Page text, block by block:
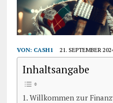
VON: CASH1 21. SEPTEMBER
Inhaltsangabe
Willkommen zur